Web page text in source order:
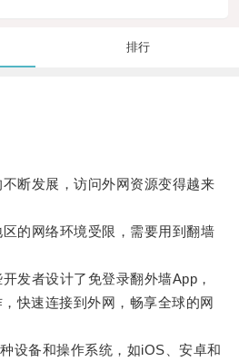
排行
发展，访问外网资源变得越来
网络环境受限，需要用到翻墙
者设计了免登录翻外墙App，
快速连接到外网，畅享全球的网
备和操作系统，如iOS、安卓和